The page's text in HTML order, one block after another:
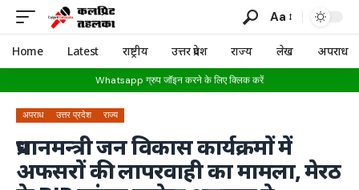
Aa
Home Latest राष्ट्रीय उत्तर प्रदेश राज्य लेख अपराध
Whatsapp ग्रुप जॉइन करने के लिए क्लिक करें
अपराध उत्तर प्रदेश राज्य
प्रधानमन्त्री जन विकास कार्यक्रमों में
अफसरों की लापरवाही का मामला, मेरठ